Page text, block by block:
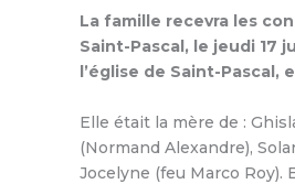
La famille recevra les
Saint-Pascal, le jeudi 17
l’église de Saint-Pascal,
Elle était la mère de :
(Normand Alexandre),
Jocelyne (feu Marco